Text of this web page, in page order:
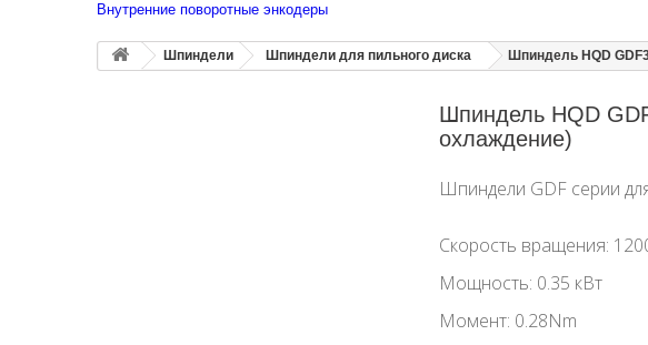
Внутренние поворотные энкодеры
Шпиндели Шпиндели для пильного диска Шпиндель HQD
Шпиндель HQD
охлаждение)
Шпиндели GDF серии
Скорость вращения:
Мощность: 0.35 кВт
Момент: 0.28Nm